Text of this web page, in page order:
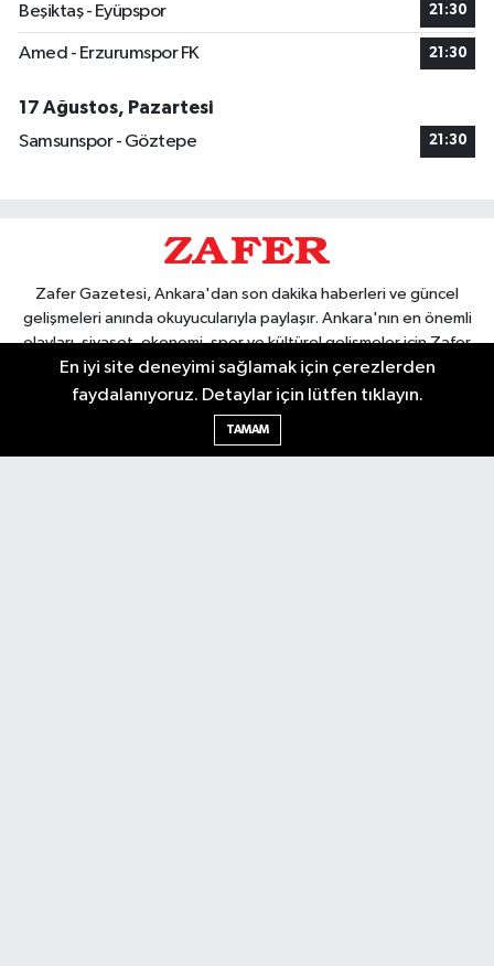
Beşiktaş - Eyüpspor 21:30
Amed - Erzurumspor FK 21:30
17 Ağustos, Pazartesi
Samsunspor - Göztepe
21:30
Zafer Gazetesi, Ankara'dan son dakika haberleri ve güncel
gelişmeleri anında okuyucularıyla paylaşır. Ankara'nın en önemli
olayları, siyaset, ekonomi, spor ve kültürel gelişmeler için Zafer
Gazetesi'ni takip edin. Başkentin güvendiği haber kaynağı.
En iyi site deneyimi sağlamak için çerezlerden
faydalanıyoruz. Detaylar için lütfen tıklayın.
TAMAM